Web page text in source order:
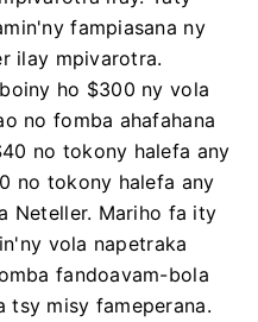
fampiasana ny
ilay mpivarotra.
ho $300 ny vola
no fomba ahafahana
no tokony halefa any
no tokony halefa any
Neteller. Mariho fa ity
vola napetraka
fandoavam-bola
tsy misy fameperana.